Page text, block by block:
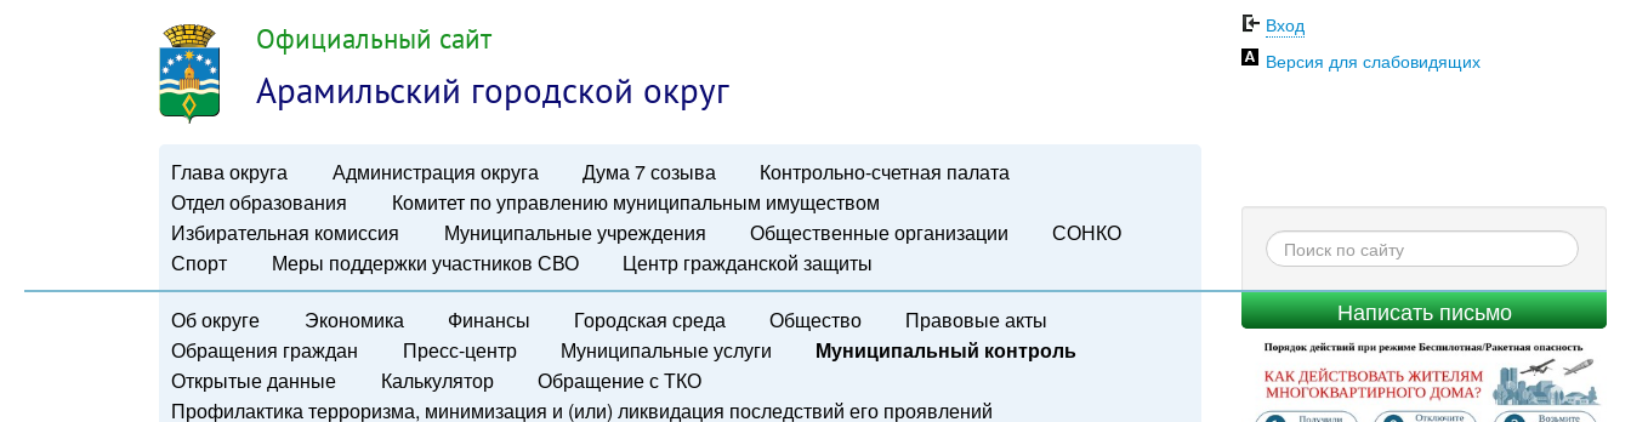
Официальный сайт
Арамильский городской округ
Глава округа Администрация округа Дума 7 созыва
Контрольно-счетная палата
Отдел образования
Комитет по управлению муниципальным имуществом
Избирательная комиссия
Муниципальные учреждения Общественные организации
СОНКО
Спорт
Меры поддержки участников СВО Центр гражданской защиты
Вход
Версия для слабовидящих
Написать письмо
Об округе Экономика Финансы Городская среда Общество
Правовые акты
Обращения граждан
Пресс-центр Муниципальные услуги
Муниципальный контроль
Открытые данные
Калькулятор
Обращение с ТКО
Профилактика терроризма, минимизация и (или) ликвидация последствий его проявлений